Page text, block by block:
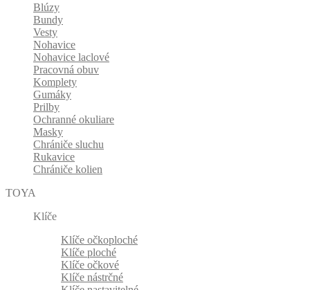
Blúzy
Bundy
Vesty
Nohavice
Nohavice laclové
Pracovná obuv
Komplety
Gumáky
Prilby
Ochranné okuliare
Masky
Chrániče sluchu
Rukavice
Chrániče kolien
TOYA
Klíče
Klíče očkoploché
Klíče ploché
Klíče očkové
Klíče nástrčné